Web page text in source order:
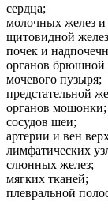
сердца;
молочных желез и
щитовидной
почек и
органов брюшной
мочевого пузыря;
предстательной
органов мошонки;
сосудов шеи;
артерии и вен
лимфатических
слюнных желез;
мягких тканей;
плевральной